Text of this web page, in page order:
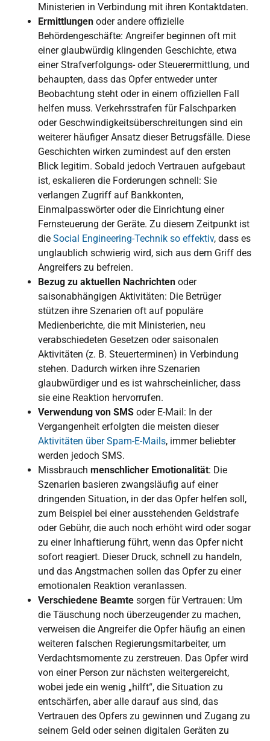
Ministerien in Verbindung mit ihren Kontaktdaten.
Ermittlungen oder andere offizielle
Behördengeschäfte: Angreifer beginnen oft mit
einer glaubwürdig klingenden Geschichte, etwa
einer Strafverfolgungs- oder Steuerermittlung, und
behaupten, dass das Opfer entweder unter
Beobachtung steht oder in einem offiziellen Fall
helfen muss. Verkehrsstrafen für Falschparken
oder Geschwindigkeitsüberschreitungen sind ein
weiterer häufiger Ansatz dieser Betrugsfälle. Diese
Geschichten wirken zumindest auf den ersten
Blick legitim. Sobald jedoch Vertrauen aufgebaut
ist, eskalieren die Forderungen schnell: Sie
verlangen Zugriff auf Bankkonten,
Einmalpasswörter oder die Einrichtung einer
Fernsteuerung der Geräte. Zu diesem Zeitpunkt ist
die Social Engineering-Technik so effektiv, dass es
unglaublich schwierig wird, sich aus dem Griff des
Angreifers zu befreien.
Bezug zu aktuellen Nachrichten oder
saisonabhängigen Aktivitäten: Die Betrüger
stützen ihre Szenarien oft auf populäre
Medienberichte, die mit Ministerien, neu
verabschiedeten Gesetzen oder saisonalen
Aktivitäten (z. B. Steuerterminen) in Verbindung
stehen. Dadurch wirken ihre Szenarien
glaubwürdiger und es ist wahrscheinlicher, dass
sie eine Reaktion hervorrufen.
Verwendung von SMS oder E-Mail: In der
Vergangenheit erfolgten die meisten dieser
Aktivitäten über Spam-E-Mails, immer beliebter
werden jedoch SMS.
Missbrauch menschlicher Emotionalität: Die
Szenarien basieren zwangsläufig auf einer
dringenden Situation, in der das Opfer helfen soll,
zum Beispiel bei einer ausstehenden Geldstrafe
oder Gebühr, die auch noch erhöht wird oder sogar
zu einer Inhaftierung führt, wenn das Opfer nicht
sofort reagiert. Dieser Druck, schnell zu handeln,
und das Angstmachen sollen das Opfer zu einer
emotionalen Reaktion veranlassen.
Verschiedene Beamte sorgen für Vertrauen: Um
die Täuschung noch überzeugender zu machen,
verweisen die Angreifer die Opfer häufig an einen
weiteren falschen Regierungsmitarbeiter, um
Verdachtsmomente zu zerstreuen. Das Opfer wird
von einer Person zur nächsten weitergereicht,
wobei jede ein wenig „hilft“, die Situation zu
entschärfen, aber alle darauf aus sind, das
Vertrauen des Opfers zu gewinnen und Zugang zu
seinem Geld oder seinen digitalen Geräten zu